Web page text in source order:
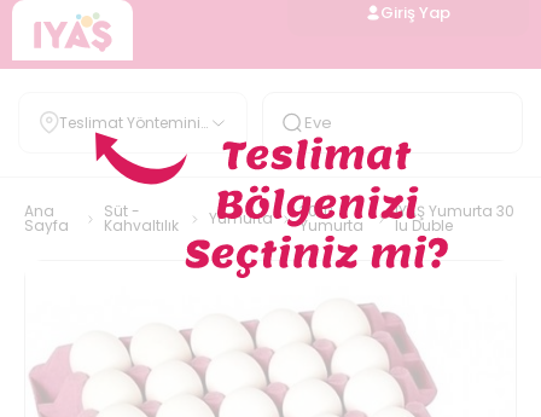
Giriş Yap
Teslimat Yöntemini
Belirle
Ana
Sayfa
Süt -
Kahvaltılık Yumurta 30'lu
Yumurta
IYAŞ Yumurta 30
lu Duble